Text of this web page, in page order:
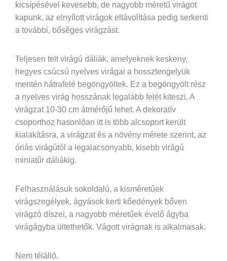
kicsípésével kevesebb, de nagyobb méretű virágot
kapunk, az elnyílott virágok eltávolítása pedig serkenti
a további, bőséges virágzást.
Teljesen telt virágú dáliák, amelyeknek keskeny,
hegyes csúcsú nyelves virágai a hossztengelyük
mentén hátrafelé begöngyöltek. Ez a begöngyölt rész
a nyelves virág hosszának legalább felét kiteszi. A
virágzat 10-30 cm átmérőjű lehet. A dekoratív
csoporthoz hasonlóan itt is több alcsoport került
kialakításra, a virágzat és a növény mérete szerint, az
óriás virágútól a legalacsonyabb, kisebb virágú
miniatűr dáliákig.
Felhasználásuk sokoldalú, a kisméretűek
virágszegélyek, ágyások kerti kőedények bőven
virágzó díszei, a nagyobb méretűek évelő ágyba
virágágyba ültethetők. Vágott virágnak is alkalmasak.
Nem télálló.